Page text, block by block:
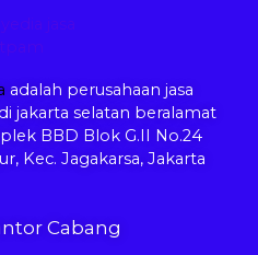
adalah perusahaan jasa
di jakarta selatan beralamat
BBD Blok G.II No.24
Kec. Jagakarsa, Jakarta
Cabang